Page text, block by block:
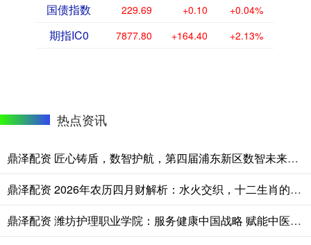
国债指数 229.69 +0.10 +0.04%
期指IC0 7877.80 +164.40 +2.13%
热点资讯
鼎泽配资 匠心铸盾，数智护航，第四届浦东新区数智未来守护者大赛落幕
鼎泽配资 2026年农历四月财解析：水火交织，十二生肖的机遇与避险指南
鼎泽配资 潍坊护理职业学院：服务健康中国战略 赋能中医药产业